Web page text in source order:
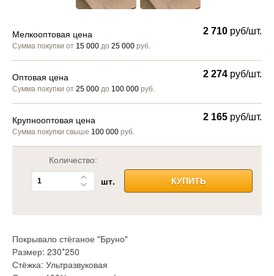
Мелкооптовая цена
Сумма покупки от 15 000 до 25 000 руб.
2 710 руб/шт.
Оптовая цена
Сумма покупки от 25 000 до 100 000 руб.
2 274 руб/шт.
Крупнооптовая цена
Сумма покупки свыше 100 000 руб.
2 165 руб/шт.
Количество:
шт. КУПИТЬ
Покрывало стёганое "Бруно"
Размер: 230*250
Стёжка: Ультразвуковая